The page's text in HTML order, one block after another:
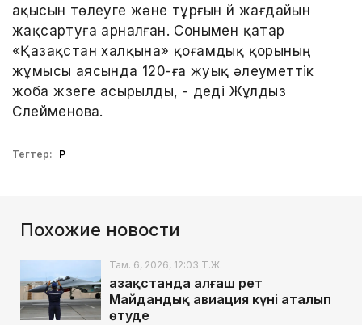
ақысын төлеуге және тұрғын үй жағдайын
жақсартуға арналған. Сонымен қатар
«Қазақстан халқына» қоғамдық қорының
жұмысы аясында 120-ға жуық әлеуметтік
жоба жүзеге асырылды, - деді Жұлдыз
Сүлейменова.
Тегтер: ҚР
Похожие новости
Там. 6, 2026, 12:03 Т.Ж.
Қазақстанда алғаш рет
Майдандық авиация күні аталып
өтуде